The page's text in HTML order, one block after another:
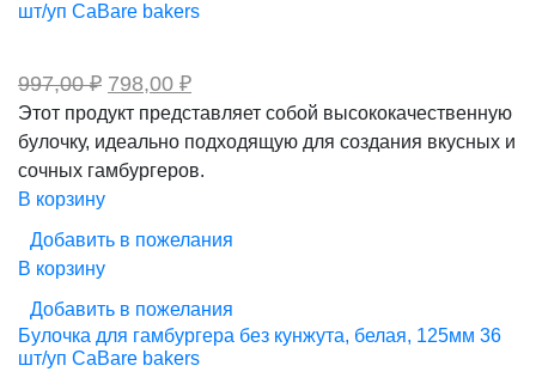
шт/уп CaBare bakers
997,00₽ Первоначальная
составляла
997,00 ₽.
798,00 ₽Текущая
798,00 ₽.
Этот продукт представляет собой высококачественную
булочку, идеально подходящую для создания вкусных и
сочных гамбургеров.
В корзину
Добавить в пожелания
В корзину
Добавить в пожелания
Булочка для гамбургера без кунжута, белая, 125мм 36
шт/уп CaBare bakers